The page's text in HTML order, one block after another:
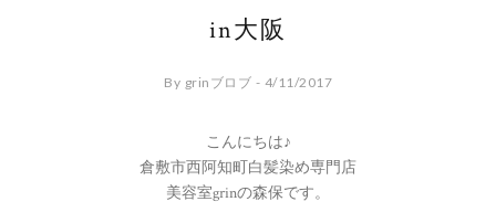
in大阪
By grinブロブ - 4/11/2017
こんにちは♪
倉敷市西阿知町白髪染め専門店
美容室grinの森保です。